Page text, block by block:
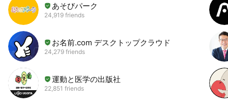
あそびパーク
24,919 friends
お名前.com デスクトップクラウド
24,279 friends
運動と医学の出版社
22,851 friends